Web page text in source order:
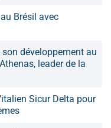
Brésil avec
développement au
leader de la
Sicur Delta pour